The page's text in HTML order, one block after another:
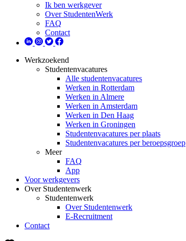
Ik ben werkgever
Over StudentenWerk
FAQ
Contact
Werkzoekend
Studentenvacatures
Alle studentenvacatures
Werken in Rotterdam
Werken in Almere
Werken in Amsterdam
Werken in Den Haag
Werken in Groningen
Studentenvacatures per plaats
Studentenvacatures per beroepsgroep
Meer
FAQ
App
Voor werkgevers
Over Studentenwerk
Studentenwerk
Over Studentenwerk
E-Recruitment
Contact